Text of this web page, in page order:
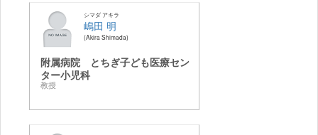
シマダ アキラ
嶋田 明
Akira Shimada
附属病院 とちぎ子ども医療セン
ター小児科
教授